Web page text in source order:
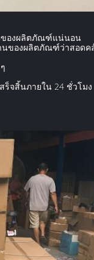
ของผลิตภัณฑ์แน่นอน
นของผลิตภัณฑ์ว่าสอดค
ร็จสิ้นภายใน 24 ชั่วโมง